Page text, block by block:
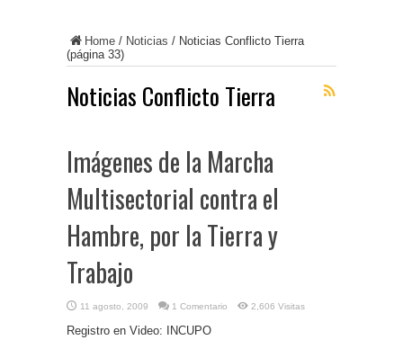
Home / Noticias / Noticias Conflicto Tierra
(página 33)
Noticias Conflicto Tierra
Imágenes de la Marcha
Multisectorial contra el
Hambre, por la Tierra y
Trabajo
11 agosto, 2009 1 Comentario 2,606 Visitas
Registro en Video: INCUPO